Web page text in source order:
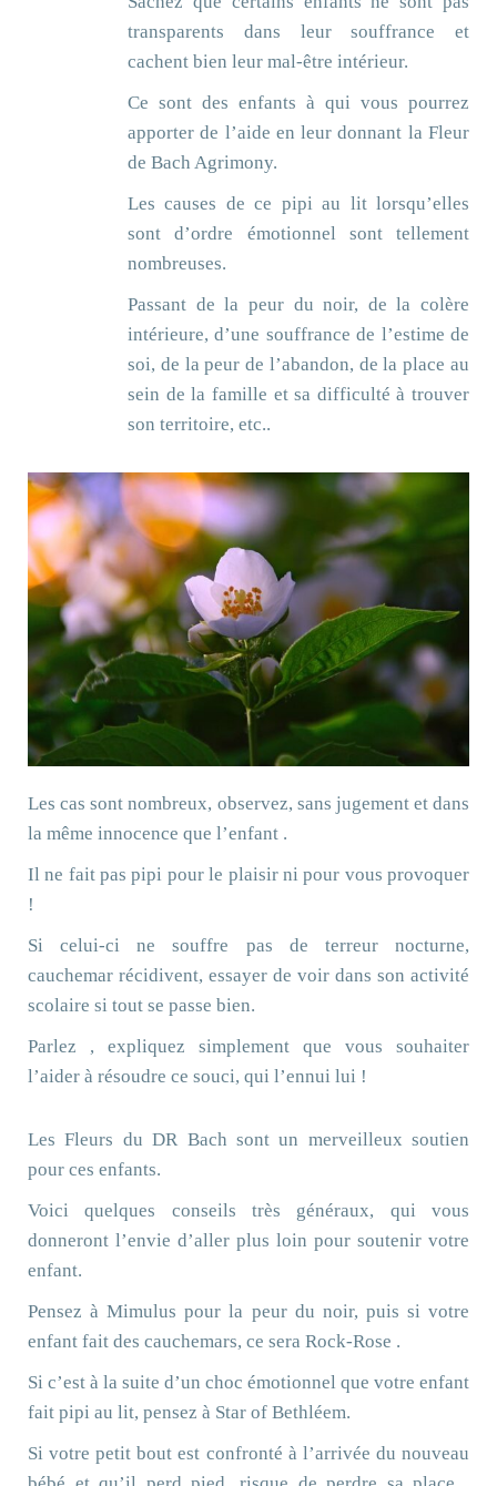
transparents dans leur souffrance et
cachent bien leur mal-être intérieur.
Ce sont des enfants à qui vous pourrez
apporter de l’aide en leur donnant la Fleur
de Bach Agrimony.
Les causes de ce pipi au lit lorsqu’elles
sont d’ordre émotionnel sont tellement
nombreuses.
Passant de la peur du noir, de la colère
intérieure, d’une souffrance de l’estime de
soi, de la peur de l’abandon, de la place au
sein de la famille et sa difficulté à trouver
son territoire, etc..
Les cas sont nombreux, observez, sans jugement et dans
la même innocence que l’enfant .
Il ne fait pas pipi pour le plaisir ni pour vous provoquer
!
Si celui-ci ne souffre pas de terreur nocturne,
cauchemar récidivent, essayer de voir dans son activité
scolaire si tout se passe bien.
Parlez , expliquez simplement que vous souhaiter
l’aider à résoudre ce souci, qui l’ennui lui !
Les Fleurs du DR Bach sont un merveilleux soutien
pour ces enfants.
Voici quelques conseils très généraux, qui vous
donneront l’envie d’aller plus loin pour soutenir votre
enfant.
Pensez à Mimulus pour la peur du noir, puis si votre
enfant fait des cauchemars, ce sera Rock-Rose .
Si c’est à la suite d’un choc émotionnel que votre enfant
fait pipi au lit, pensez à Star of Bethléem.
Si votre petit bout est confronté à l’arrivée du nouveau